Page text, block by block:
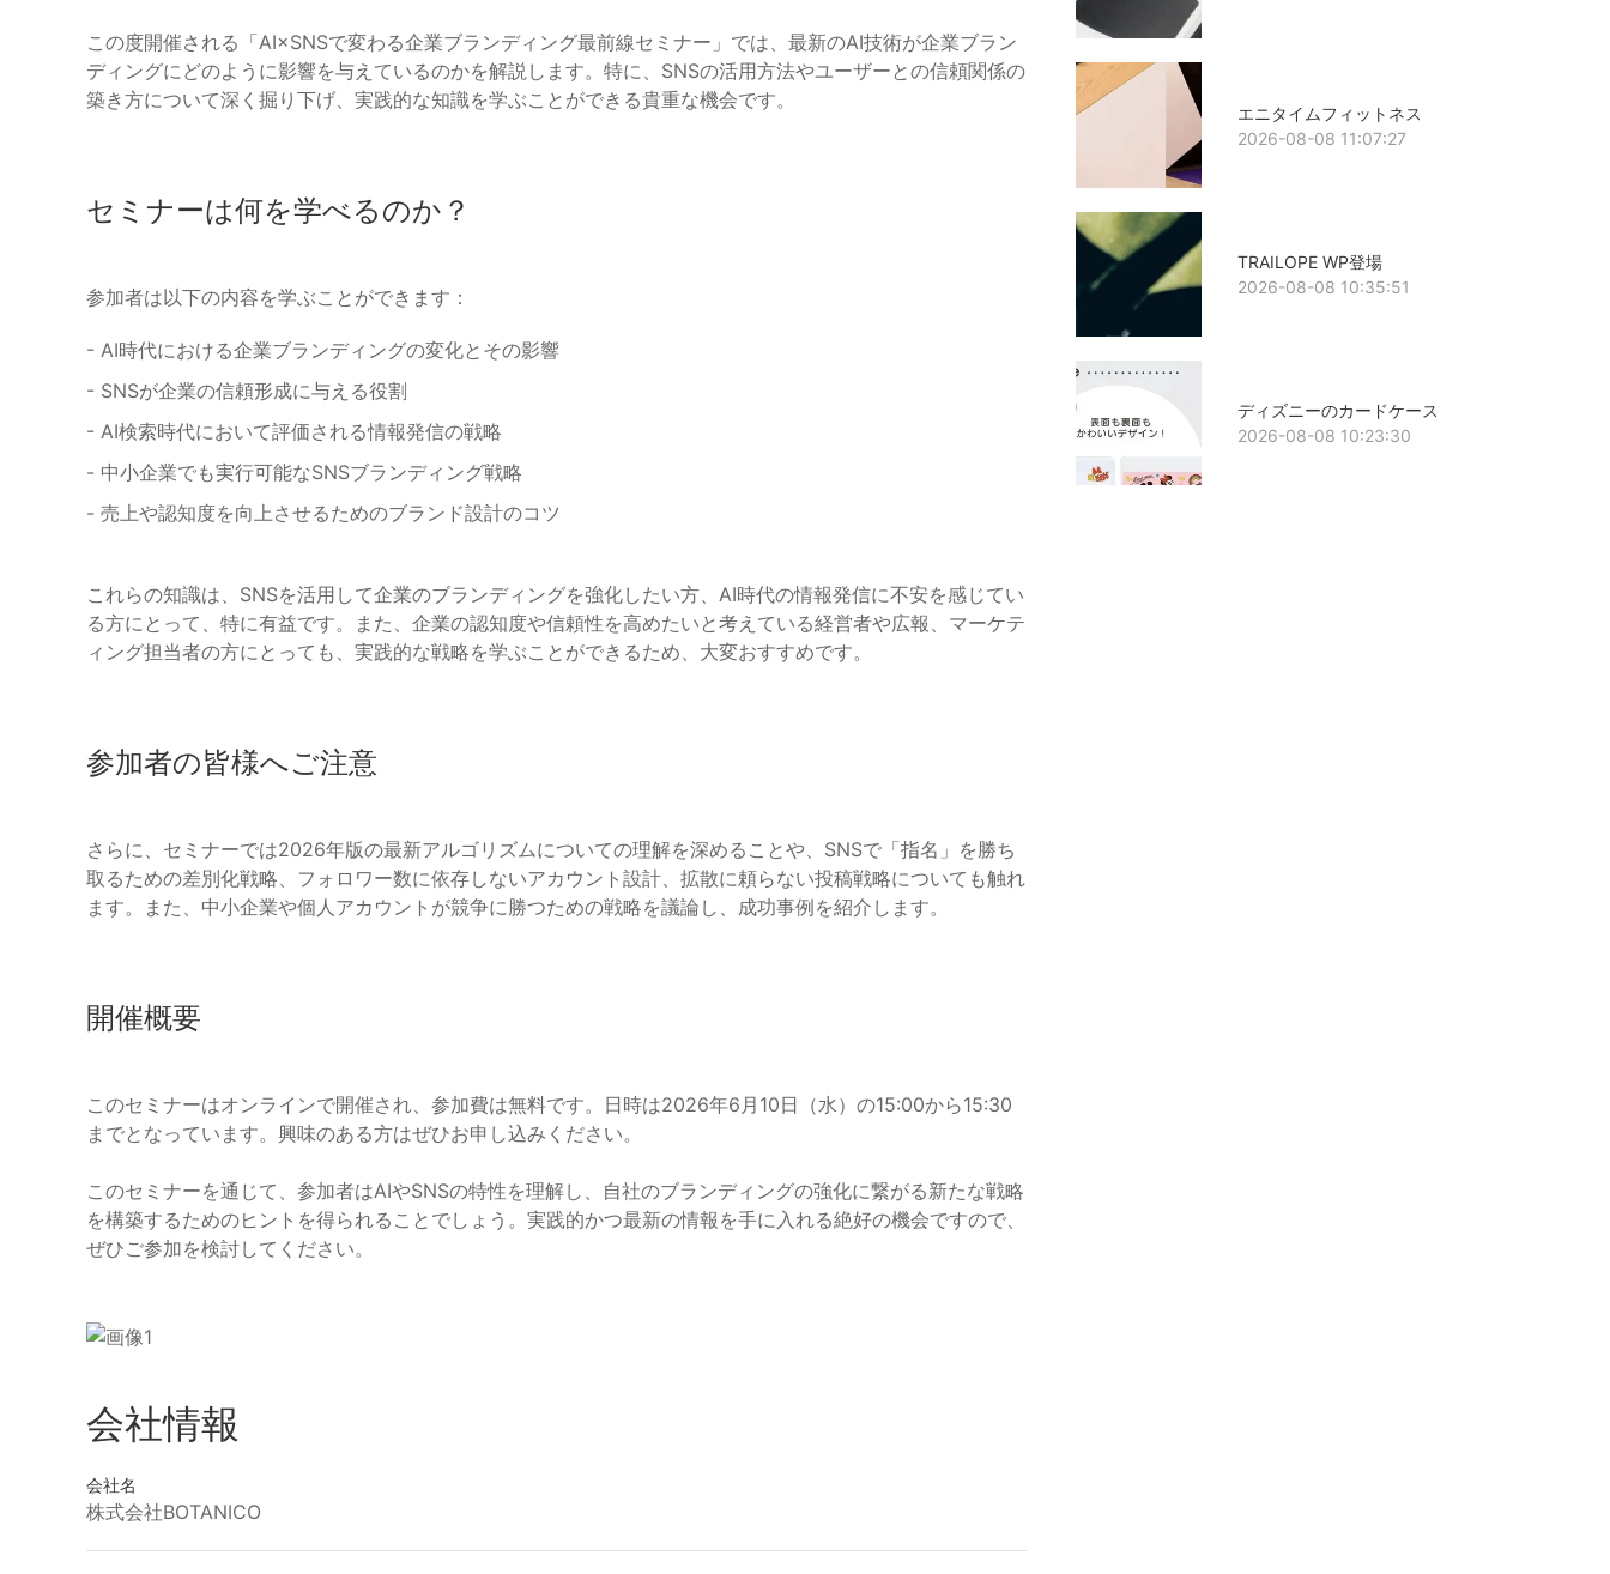
この度開催される「AI×SNSで変わる企業ブランディング最前線セミナー」では、最新のAI技術が企業ブラン
ディングにどのように影響を与えているのかを解説します。特に、SNSの活用方法やユーザーとの信頼関係の
築き方について深く掘り下げ、実践的な知識を学ぶことができる貴重な機会です。
セミナーは何を学べるのか？
参加者は以下の内容を学ぶことができます：
- AI時代における企業ブランディングの変化とその影響
- SNSが企業の信頼形成に与える役割
- AI検索時代において評価される情報発信の戦略
- 中小企業でも実行可能なSNSブランディング戦略
- 売上や認知度を向上させるためのブランド設計のコツ
これらの知識は、SNSを活用して企業のブランディングを強化したい方、AI時代の情報発信に不安を感じてい
る方にとって、特に有益です。また、企業の認知度や信頼性を高めたいと考えている経営者や広報、マーケテ
ィング担当者の方にとっても、実践的な戦略を学ぶことができるため、大変おすすめです。
参加者の皆様へご注意
さらに、セミナーでは2026年版の最新アルゴリズムについての理解を深めることや、SNSで「指名」を勝ち
取るための差別化戦略、フォロワー数に依存しないアカウント設計、拡散に頼らない投稿戦略についても触れ
ます。また、中小企業や個人アカウントが競争に勝つための戦略を議論し、成功事例を紹介します。
開催概要
このセミナーはオンラインで開催され、参加費は無料です。日時は2026年6月10日（水）の15:00から15:30
までとなっています。興味のある方はぜひお申し込みください。
このセミナーを通じて、参加者はAIやSNSの特性を理解し、自社のブランディングの強化に繋がる新たな戦略
を構築するためのヒントを得られることでしょう。実践的かつ最新の情報を手に入れる絶好の機会ですので、
ぜひご参加を検討してください。
会社情報
会社名
株式会社BOTANICO
エニタイムフィットネス
2026-08-08 11:07:27
TRAILOPE WP登場
2026-08-08 10:35:51
ディズニーのカードケース
2026-08-08 10:23:30